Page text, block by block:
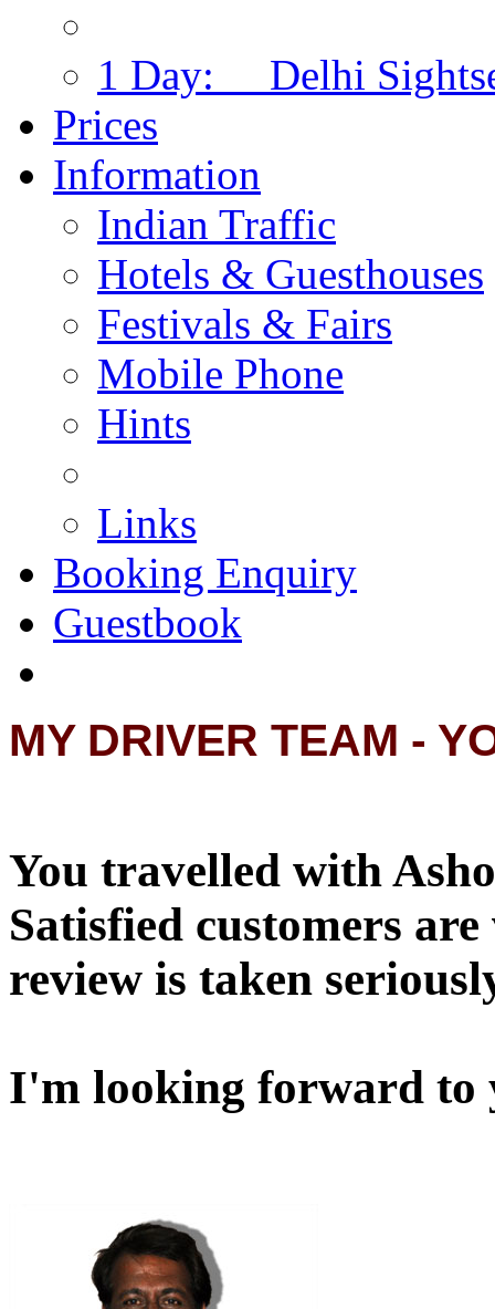
1 Day: Delhi
Prices
Information
Indian Traffic
Hotels & Guesthouses
Festivals & Fairs
Mobile Phone
Hints
Links
Booking Enquiry
Guestbook
MY DRIVER TEAM -
You travelled with
Satisfied customers
review is taken
I'm looking forward to